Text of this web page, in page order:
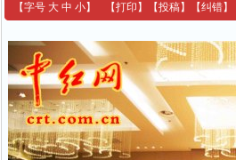
【字号 大 中 小】 【打印 】 【投稿】 【纠错】